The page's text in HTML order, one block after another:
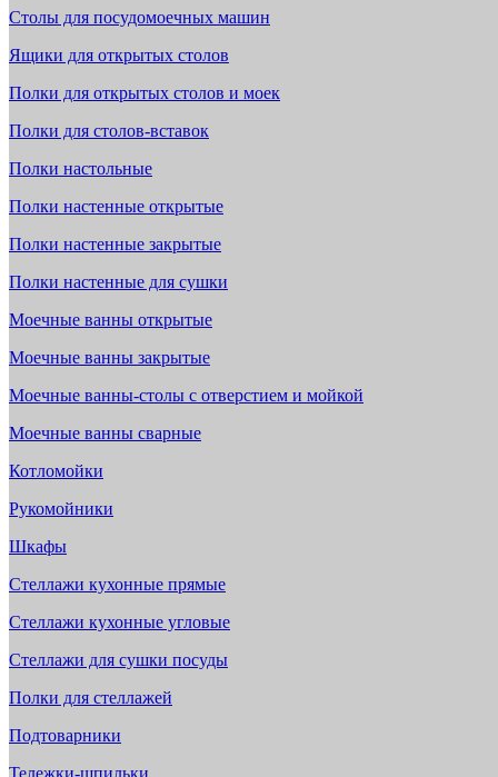
Столы для посудомоечных машин
Ящики для открытых столов
Полки для открытых столов и моек
Полки для столов-вставок
Полки настольные
Полки настенные открытые
Полки настенные закрытые
Полки настенные для сушки
Моечные ванны открытые
Моечные ванны закрытые
Моечные ванны-столы с отверстием и мойкой
Моечные ванны сварные
Котломойки
Рукомойники
Шкафы
Стеллажи кухонные прямые
Стеллажи кухонные угловые
Стеллажи для сушки посуды
Полки для стеллажей
Подтоварники
Тележки-шпильки